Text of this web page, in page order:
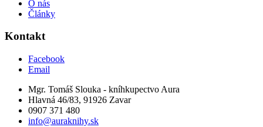
O nás
Články
Kontakt
Facebook
Email
Mgr. Tomáš Slouka - kníhkupectvo Aura
Hlavná 46/83, 91926 Zavar
0907 371 480
info@auraknihy.sk